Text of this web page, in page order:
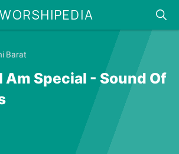
WORSHIPEDIA
Barat
Am Special - Sound Of